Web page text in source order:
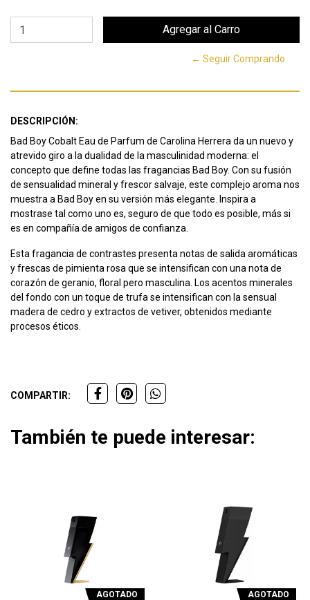
← Seguir Comprando
DESCRIPCIÓN:
Bad Boy Cobalt Eau de Parfum de Carolina Herrera da un nuevo y
atrevido giro a la dualidad de la masculinidad moderna: el
concepto que define todas las fragancias Bad Boy. Con su fusión
de sensualidad mineral y frescor salvaje, este complejo aroma nos
muestra a Bad Boy en su versión más elegante. Inspira a
mostrase tal como uno es, seguro de que todo es posible, más si
es en compañía de amigos de confianza.
Esta fragancia de contrastes presenta notas de salida aromáticas
y frescas de pimienta rosa que se intensifican con una nota de
corazón de geranio, floral pero masculina. Los acentos minerales
del fondo con un toque de trufa se intensifican con la sensual
madera de cedro y extractos de vetiver, obtenidos mediante
procesos éticos.
COMPARTIR:
También te puede interesar:
AGOTADO AGOTADO